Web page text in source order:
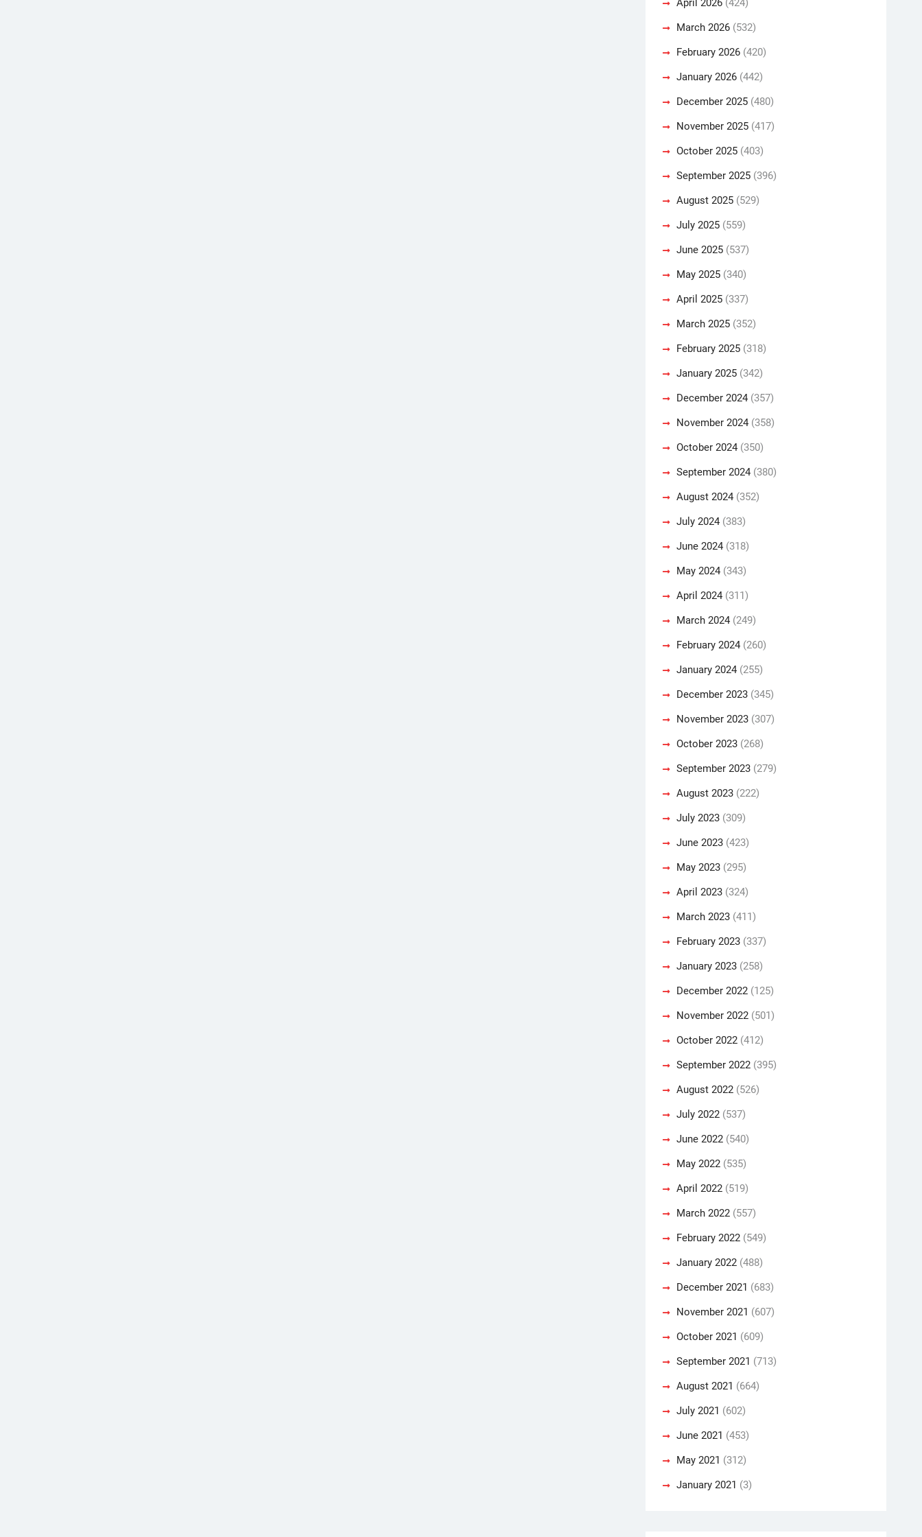
April 2026 (424)
March 2026 (532)
February 2026 (420)
January 2026 (442)
December 2025 (480)
November 2025 (417)
October 2025 (403)
September 2025 (396)
August 2025 (529)
July 2025 (559)
June 2025 (537)
May 2025 (340)
April 2025 (337)
March 2025 (352)
February 2025 (318)
January 2025 (342)
December 2024 (357)
November 2024 (358)
October 2024 (350)
September 2024 (380)
August 2024 (352)
July 2024 (383)
June 2024 (318)
May 2024 (343)
April 2024 (311)
March 2024 (249)
February 2024 (260)
January 2024 (255)
December 2023 (345)
November 2023 (307)
October 2023 (268)
September 2023 (279)
August 2023 (222)
July 2023 (309)
June 2023 (423)
May 2023 (295)
April 2023 (324)
March 2023 (411)
February 2023 (337)
January 2023 (258)
December 2022 (125)
November 2022 (501)
October 2022 (412)
September 2022 (395)
August 2022 (526)
July 2022 (537)
June 2022 (540)
May 2022 (535)
April 2022 (519)
March 2022 (557)
February 2022 (549)
January 2022 (488)
December 2021 (683)
November 2021 (607)
October 2021 (609)
September 2021 (713)
August 2021 (664)
July 2021 (602)
June 2021 (453)
May 2021 (312)
January 2021 (3)